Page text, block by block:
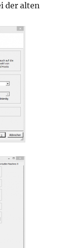
der alten